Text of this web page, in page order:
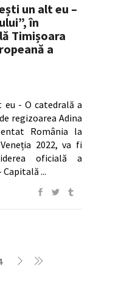
un alt eu –
în
Timișoara
a
eu - O catedrală a
regizoarea Adina
România la
2022, va fi
oficială a
Capitală